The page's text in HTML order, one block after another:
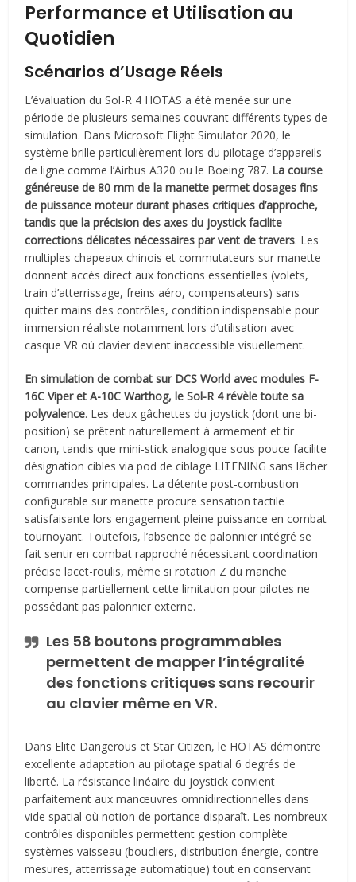
Performance et Utilisation au
Quotidien
Scénarios d’Usage Réels
L’évaluation du Sol-R 4 HOTAS a été menée sur une
période de plusieurs semaines couvrant différents types de
simulation. Dans Microsoft Flight Simulator 2020, le
système brille particulièrement lors du pilotage d’appareils
de ligne comme l’Airbus A320 ou le Boeing 787. La course
généreuse de 80 mm de la manette permet dosages fins
de puissance moteur durant phases critiques d’approche,
tandis que la précision des axes du joystick facilite
corrections délicates nécessaires par vent de travers. Les
multiples chapeaux chinois et commutateurs sur manette
donnent accès direct aux fonctions essentielles (volets,
train d’atterrissage, freins aéro, compensateurs) sans
quitter mains des contrôles, condition indispensable pour
immersion réaliste notamment lors d’utilisation avec
casque VR où clavier devient inaccessible visuellement.
En simulation de combat sur DCS World avec modules F-
16C Viper et A-10C Warthog, le Sol-R 4 révèle toute sa
polyvalence. Les deux gâchettes du joystick (dont une bi-
position) se prêtent naturellement à armement et tir
canon, tandis que mini-stick analogique sous pouce facilite
désignation cibles via pod de ciblage LITENING sans lâcher
commandes principales. La détente post-combustion
configurable sur manette procure sensation tactile
satisfaisante lors engagement pleine puissance en combat
tournoyant. Toutefois, l’absence de palonnier intégré se
fait sentir en combat rapproché nécessitant coordination
précise lacet-roulis, même si rotation Z du manche
compense partiellement cette limitation pour pilotes ne
possédant pas palonnier externe.
Les 58 boutons programmables
permettent de mapper l’intégralité
des fonctions critiques sans recourir
au clavier même en VR.
Dans Elite Dangerous et Star Citizen, le HOTAS démontre
excellente adaptation au pilotage spatial 6 degrés de
liberté. La résistance linéaire du joystick convient
parfaitement aux manœuvres omnidirectionnelles dans
vide spatial où notion de portance disparaît. Les nombreux
contrôles disponibles permettent gestion complète
systèmes vaisseau (boucliers, distribution énergie, contre-
mesures, atterrissage automatique) tout en conservant